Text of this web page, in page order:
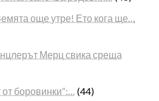
още утре! Ето кога ще…
Мерц свика среща
боровинки“:…
(44)